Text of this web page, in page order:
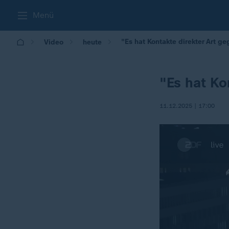
Menü
Video heute "Es hat Kontakte direkter Art
"Es hat
11.12.2025 | 17:00